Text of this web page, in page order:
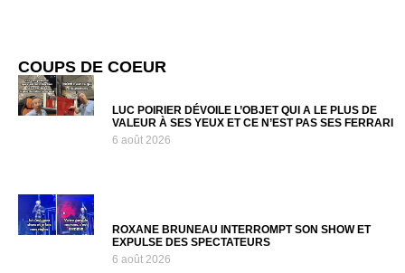
COUPS DE COEUR
LUC POIRIER DÉVOILE L’OBJET QUI A LE PLUS DE
VALEUR À SES YEUX ET CE N’EST PAS SES FERRARI
6 août 2026
ROXANE BRUNEAU INTERROMPT SON SHOW ET
EXPULSE DES SPECTATEURS
6 août 2026